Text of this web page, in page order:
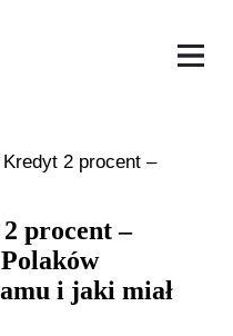
2 procent –
procent –
i jaki miał